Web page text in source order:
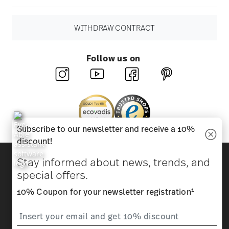
WITHDRAW CONTRACT
Follow us on
Beauty & functionality for your home
Homepage General terms and conditions
Privacy
Subscribe to our newsletter and receive a 10%
discount!
Stay informed about news, trends, and
special offers.
10% Coupon for your newsletter registration1